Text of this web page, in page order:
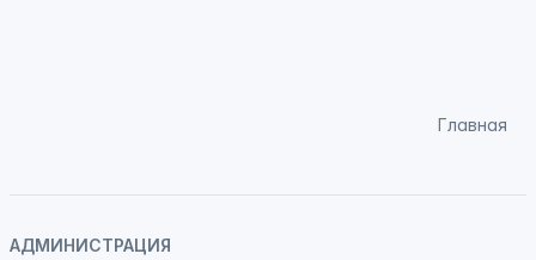
Главная
АДМИНИСТРАЦИЯ